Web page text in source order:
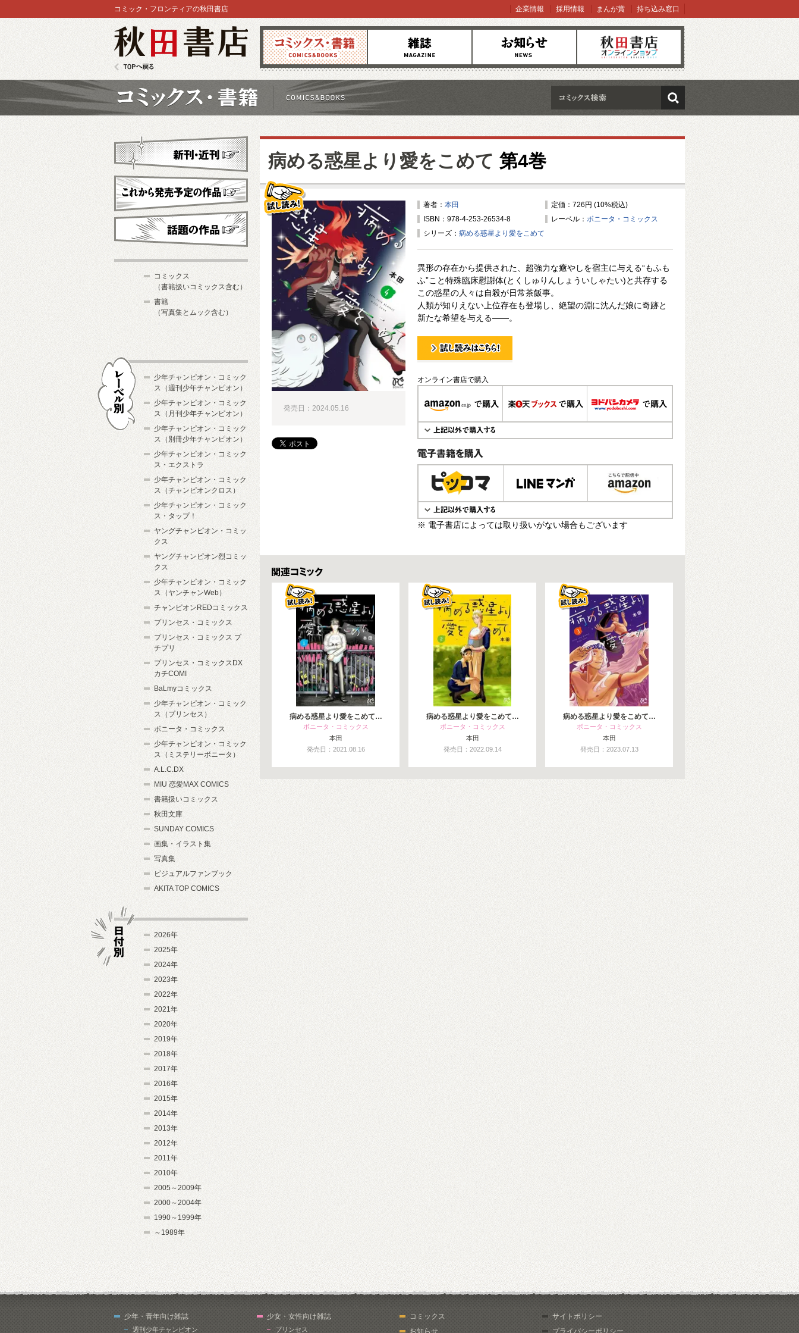
コミックス 雑誌 お知らせ オンラインショップ
コミック・フロンティアの秋田書店 企業情報 採用情報 まんが賞 持ち込み窓口
検索
病める惑星より愛をこめて 第4巻
著者： 本田
定価：726円 (10%税込)
ISBN：978-4-253-26534-8
レーベル： ボニータ・コミックス
シリーズ： 病める惑星より愛をこめて
異形の存在から提供された、超強力な癒やしを宿主に与える“もふも
ふ”こと特殊臨床慰謝体(とくしゅりんしょういしゃたい)と共存する
この惑星の人々は自殺が日常茶飯事。
人類が知りえない上位存在も登場し、絶望の淵に沈んだ娘に奇跡と
新たな希望を与える――。
試し読み！
オンライン書店で購入
電子書籍で購入
※ 電子書店によっては取り扱いがない場合もございます
発売日：2024.05.16
関連コミックス
病める惑星より愛をこめて…
ボニータ・コミックス
本田
発売日：2021.08.16
病める惑星より愛をこめて…
ボニータ・コミックス
本田
発売日：2022.09.14
病める惑星より愛をこめて…
ボニータ・コミックス
本田
発売日：2023.07.13
新刊・近刊
これから発売予定
コミックス
（書籍扱いコミックス含む）
書籍
（写真集とムック含む）
少年チャンピオン・コミック
ス（週刊少年チャンピオン）
少年チャンピオン・コミック
ス（月刊少年チャンピオン）
少年チャンピオン・コミック
ス（別冊少年チャンピオン）
少年チャンピオン・コミック
ス・エクストラ
少年チャンピオン・コミック
ス（チャンピオンクロス）
少年チャンピオン・コミック
ス・タップ！
ヤングチャンピオン・コミッ
クス
ヤングチャンピオン烈コミッ
クス
少年チャンピオン・コミック
ス（ヤンチャンWeb）
チャンピオンREDコミックス
プリンセス・コミックス
プリンセス・コミックス プ
チプリ
プリンセス・コミックスDX
カチCOMI
BaLmyコミックス
少年チャンピオン・コミック
ス（プリンセス）
ボニータ・コミックス
少年チャンピオン・コミック
ス（ミステリーボニータ）
A.L.C.DX
MIU 恋愛MAX COMICS
書籍扱いコミックス
秋田文庫
SUNDAY COMICS
画集・イラスト集
写真集
ビジュアルファンブック
AKITA TOP COMICS
2026年
2025年
2024年
2023年
2022年
2021年
2020年
2019年
2018年
2017年
2016年
2015年
2014年
2013年
2012年
2011年
2010年
2005～2009年
2000～2004年
1990～1999年
～1989年
少年・青年向け雑誌
週刊少年チャンピオン
少女・女性向け雑誌
プリンセス
コミックス
お知らせ
サイトポリシー
プライバシーポリシー